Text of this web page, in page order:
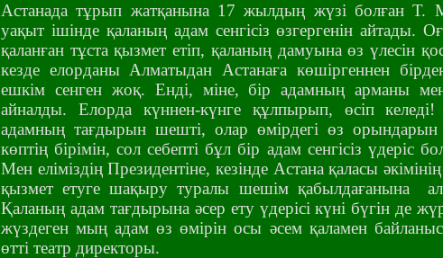
Астанада тұрып жатқанына 17 жылдың жүзі болған Т.
уақыт ішінде қаланың адам сенгісіз өзгергенін айтады.
қаланған тұста қызмет етіп, қаланың дамуына өз үлесін
кезде елорданы Алматыдан Астанаға көшіргеннен
ешкім сенген жоқ. Енді, міне, бір адамның арманы
айналды. Елорда күннен-күнге құлпырып, өсіп
адамның тағдырын шешті, олар өмірдегі өз
көптің бірімін, сол себепті бұл бір адам сенгісіз үдеріс
Мен еліміздің Президентіне, кезінде Астана қаласы
қызмет етуге шақыру туралы шешім қабылдағанына
Қаланың адам тағдырына әсер ету үдерісі күні бүгін де
жүздеген мың адам өз өмірін осы әсем қаламен
өтті театр директоры.